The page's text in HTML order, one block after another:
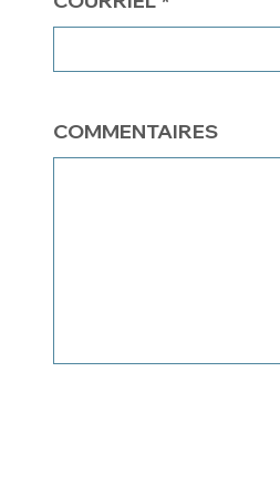
COMMENTAIRES